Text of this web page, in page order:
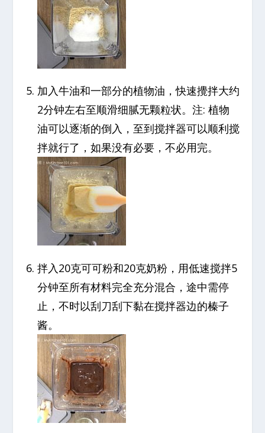
加入牛油和一部分的植物油，快速攪拌大约
2分钟左右至顺滑细腻无颗粒状。注: 植物
油可以逐渐的倒入，至到搅拌器可以顺利搅
拌就行了，如果没有必要，不必用完。
拌入20克可可粉和20克奶粉，用低速搅拌5
分钟至所有材料完全充分混合，途中需停
止，不时以刮刀刮下黏在搅拌器边的榛子
酱。